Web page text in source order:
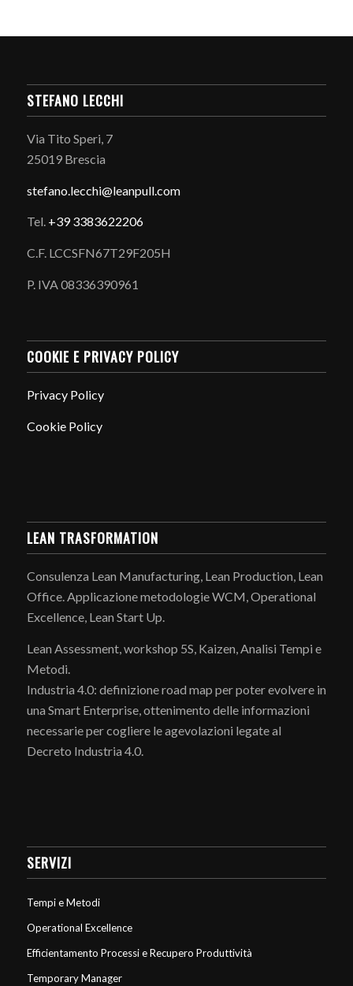
STEFANO LECCHI
Via Tito Speri, 7
25019 Brescia
stefano. lecchi@leanpull.com
Tel. +39 3383622206
C.F. LCCSFN67T29F205H
P. IVA 08336390961
COOKIE E PRIVACY POLICY
Privacy Policy
Cookie Policy
LEAN TRASFORMATION
Consulenza Lean Manufacturing, Lean Production, Lean
Office. Applicazione metodologie WCM, Operational
Excellence, Lean Start Up.
Lean Assessment, workshop 5S, Kaizen, Analisi Tempi e
Metodi.
Industria 4.0: definizione road map per poter evolvere in
una Smart Enterprise, ottenimento delle informazioni
necessarie per cogliere le agevolazioni legate al
Decreto Industria 4.0.
SERVIZI
Tempi e Metodi
Operational Excellence
Efficientamento Processi e Recupero Produttività
Temporary Manager